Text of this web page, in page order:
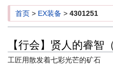
导
搜
首页 > EX装备 > 4301251
【行会】贤人的睿智
工匠用散发着七彩光芒的矿石